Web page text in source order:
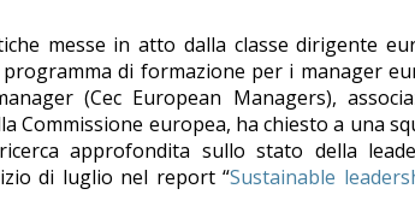
messe in atto dalla classe dirigente
di formazione per i manager
(Cec European Managers),
Commissione europea, ha chiesto a una
approfondita sullo stato della
di luglio nel report “Sustainable